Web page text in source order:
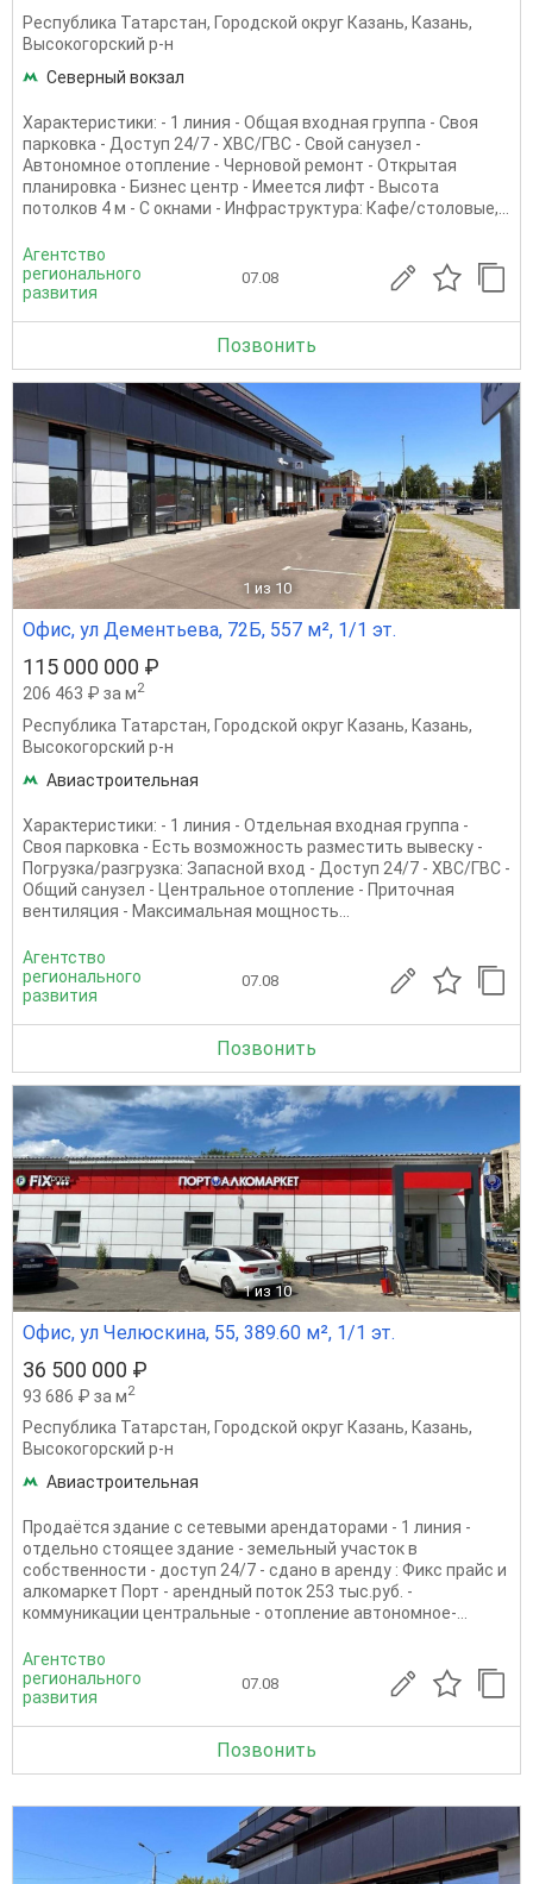
Республика Татарстан, Городской округ Казань, Казань,
Высокогорский р-н
Северный вокзал
Характеристики: - 1 линия - Общая входная группа - Своя
парковка - Доступ 24/7 - ХВС/ГВС - Свой санузел -
Автономное отопление - Черновой ремонт - Открытая
планировка - Бизнес центр - Имеется лифт - Высота
потолков 4 м - С окнами - Инфраструктура: Кафе/столовые,...
Агентство
регионального
развития
07.08
Позвонить
1 из 10
Офис, ул Дементьева, 72Б, 557 м², 1/1 эт.
115 000 000 ₽
206 463 ₽ за м2
Республика Татарстан, Городской округ Казань, Казань,
Высокогорский р-н
Авиастроительная
Характеристики: - 1 линия - Отдельная входная группа -
Своя парковка - Есть возможность разместить вывеску -
Погрузка/разгрузка: Запасной вход - Доступ 24/7 - ХВС/ГВС -
Общий санузел - Центральное отопление - Приточная
вентиляция - Максимальная мощность...
Агентство
регионального
развития
07.08
Позвонить
1 из 10
Офис, ул Челюскина, 55, 389.60 м², 1/1 эт.
36 500 000 ₽
93 686 ₽ за м2
Республика Татарстан, Городской округ Казань, Казань,
Высокогорский р-н
Авиастроительная
Продаётся здание с сетевыми арендаторами - 1 линия -
отдельно стоящее здание - земельный участок в
собственности - доступ 24/7 - сдано в аренду : Фикс прайс и
алкомаркет Порт - арендный поток 253 тыс.руб. -
коммуникации центральные - отопление автономное-...
Агентство
регионального
развития
07.08
Позвонить